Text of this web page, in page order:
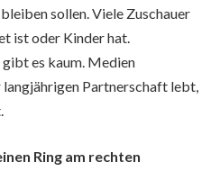
sollen. Viele Zuschauer
ist oder Kinder hat.
es kaum. Medien
langjährigen Partnerschaft lebt,
Ring am rechten